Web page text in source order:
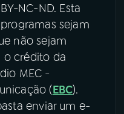
NC-ND. Esta
sejam
não sejam
o crédito da
MEC -
(EBC).
enviar um e-